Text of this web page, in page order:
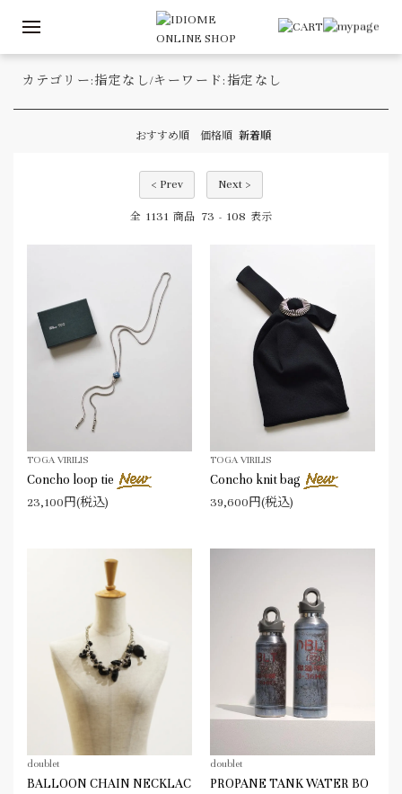
カテゴリー:指定なし/キーワード:指定なし
おすすめ順 価格順 新着順
< Prev Next >
全 1131 商品 73 - 108 表示
TOGA VIRILIS
Concho loop tie
23,100円(税込)
TOGA VIRILIS
Concho knit bag
39,600円(税込)
doublet
BALLOON CHAIN NECKLAC
doublet
PROPANE TANK WATER BO